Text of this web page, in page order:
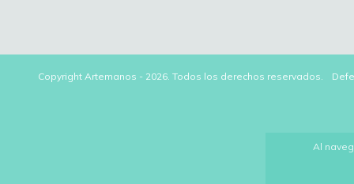
Al
Copyright Artemanos - 2026. Todos los derechos reservados.